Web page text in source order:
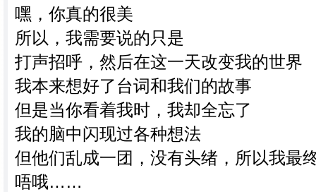
嘿，你真的很美
所以，我需要说的只是
打声招呼，然后在这一天改变我的世界
我本来想好了台词和我们的故事
但是当你看着我时，我却全忘了
我的脑中闪现过各种想法
但他们乱成一团，没有头绪，所以我最
唔哦……